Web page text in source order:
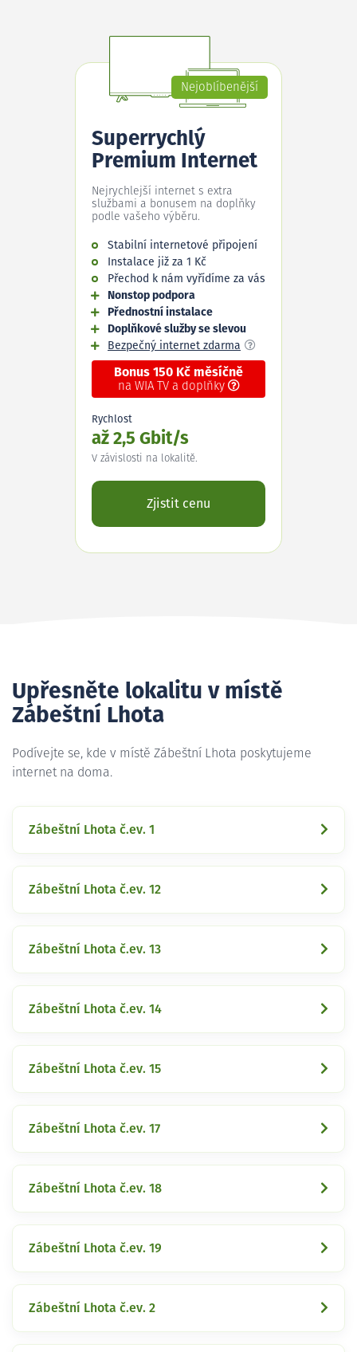
Nejoblíbenější
Superrychlý
Premium Internet
Nejrychlejší internet s extra
službami a bonusem na doplňky
podle vašeho výběru.
Stabilní internetové připojení
Instalace již za 1 Kč
Přechod k nám vyřídíme za vás
Nonstop podpora
Přednostní instalace
Doplňkové služby se slevou
Bezpečný internet zdarma
Bonus 150 Kč měsíčně
na WIA TV a doplňky
Rychlost
až 2,5 Gbit/s
V závislosti na lokalitě.
Zjistit cenu
Upřesněte lokalitu v místě
Zábeštní Lhota
Podívejte se, kde v místě Zábeštní Lhota poskytujeme
internet na doma.
Zábeštní Lhota č.ev. 1
Zábeštní Lhota č.ev. 12
Zábeštní Lhota č.ev. 13
Zábeštní Lhota č.ev. 14
Zábeštní Lhota č.ev. 15
Zábeštní Lhota č.ev. 17
Zábeštní Lhota č.ev. 18
Zábeštní Lhota č.ev. 19
Zábeštní Lhota č.ev. 2